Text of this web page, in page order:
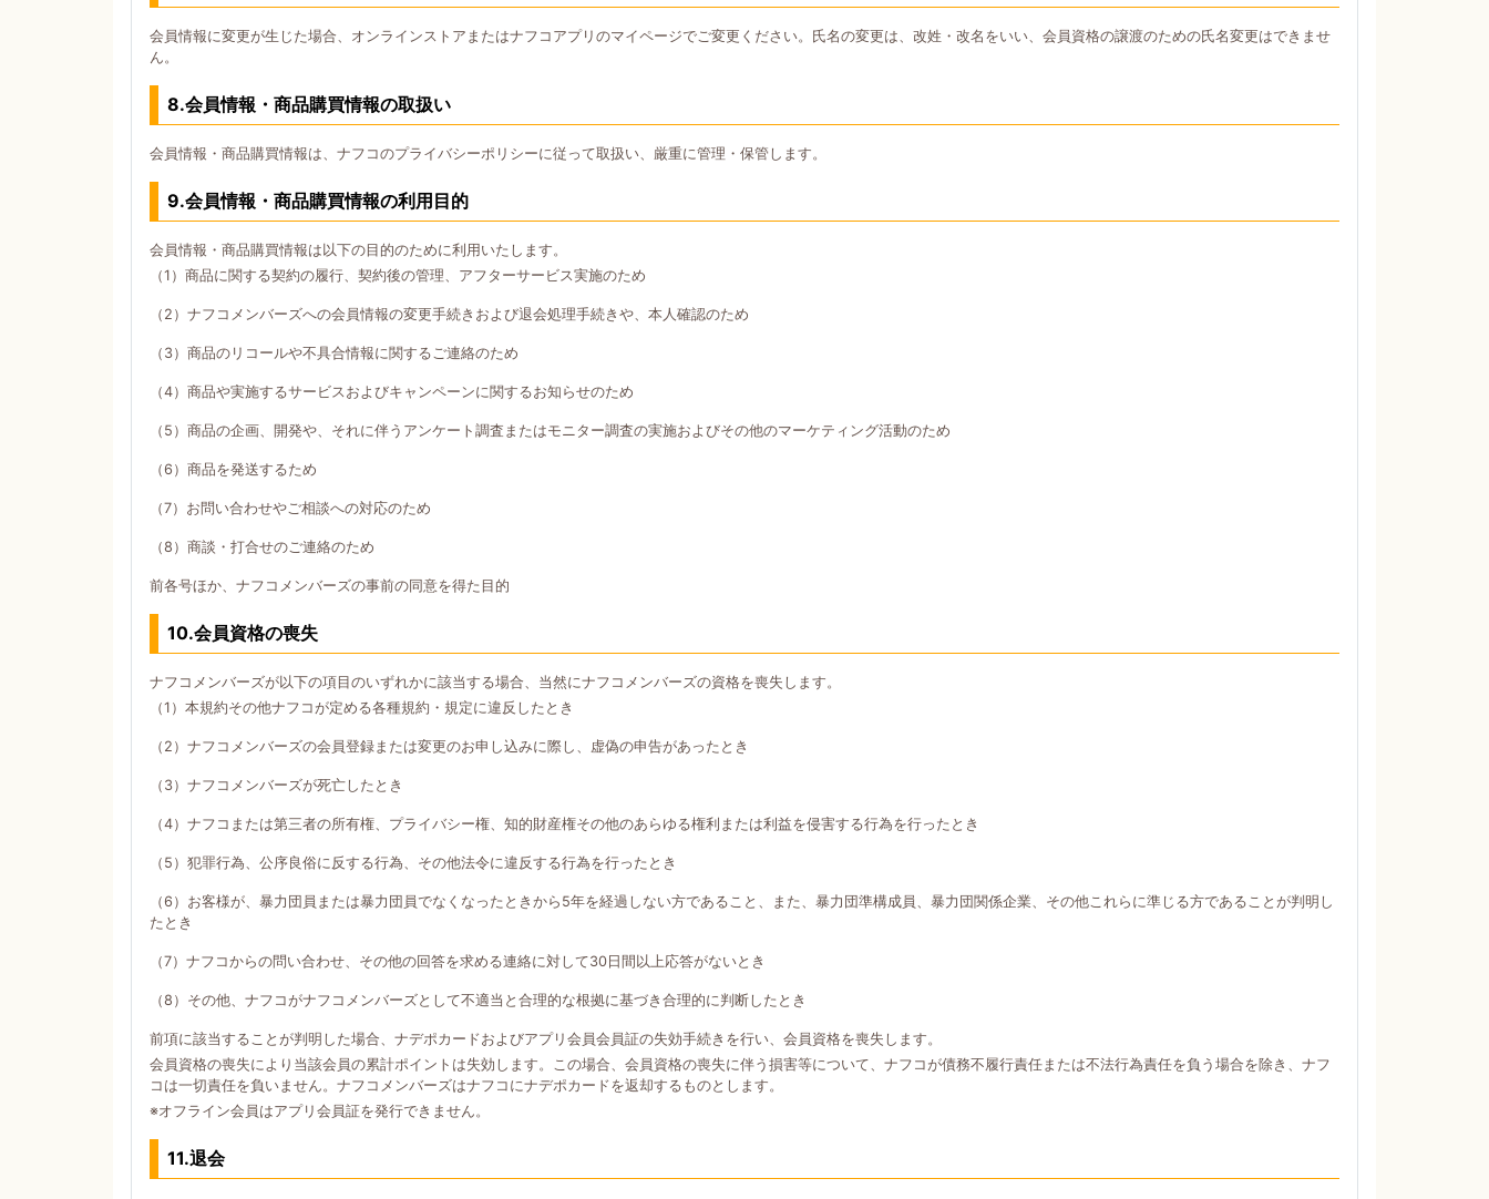
会員情報に変更が生じた場合、オンラインストアまたはナフコアプリのマイページでご変更ください。氏名の変更は、改姓・改名をいい、会員資格の譲渡のための氏名変更はできませ
ん。
8.会員情報・商品購買情報の取扱い
会員情報・商品購買情報は、ナフコのプライバシーポリシーに従って取扱い、厳重に管理・保管します。
9.会員情報・商品購買情報の利用目的
会員情報・商品購買情報は以下の目的のために利用いたします。
（1）商品に関する契約の履行、契約後の管理、アフターサービス実施のため
（2）ナフコメンバーズへの会員情報の変更手続きおよび退会処理手続きや、本人確認のため
（3）商品のリコールや不具合情報に関するご連絡のため
（4）商品や実施するサービスおよびキャンペーンに関するお知らせのため
（5）商品の企画、開発や、それに伴うアンケート調査またはモニター調査の実施およびその他のマーケティング活動のため
（6）商品を発送するため
（7）お問い合わせやご相談への対応のため
（8）商談・打合せのご連絡のため
前各号ほか、ナフコメンバーズの事前の同意を得た目的
10.会員資格の喪失
ナフコメンバーズが以下の項目のいずれかに該当する場合、当然にナフコメンバーズの資格を喪失します。
（1）本規約その他ナフコが定める各種規約・規定に違反したとき
（2）ナフコメンバーズの会員登録または変更のお申し込みに際し、虚偽の申告があったとき
（3）ナフコメンバーズが死亡したとき
（4）ナフコまたは第三者の所有権、プライバシー権、知的財産権その他のあらゆる権利または利益を侵害する行為を行ったとき
（5）犯罪行為、公序良俗に反する行為、その他法令に違反する行為を行ったとき
（6）お客様が、暴力団員または暴力団員でなくなったときから5年を経過しない方であること、また、暴力団準構成員、暴力団関係企業、その他これらに準じる方であることが判明し
たとき
（7）ナフコからの問い合わせ、その他の回答を求める連絡に対して30日間以上応答がないとき
（8）その他、ナフコがナフコメンバーズとして不適当と合理的な根拠に基づき合理的に判断したとき
前項に該当することが判明した場合、ナデポカードおよびアプリ会員会員証の失効手続きを行い、会員資格を喪失します。
会員資格の喪失により当該会員の累計ポイントは失効します。この場合、会員資格の喪失に伴う損害等について、ナフコが債務不履行責任または不法行為責任を負う場合を除き、ナフ
コは一切責任を負いません。ナフコメンバーズはナフコにナデポカードを返却するものとします。
※オフライン会員はアプリ会員証を発行できません。
11.退会